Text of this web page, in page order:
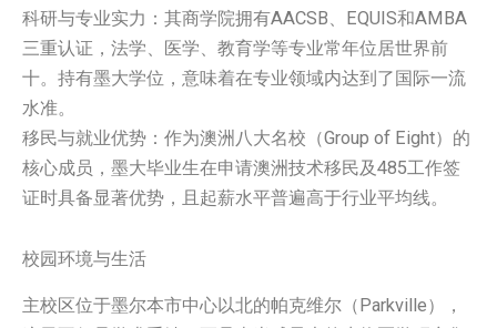
科研与专业实力：其商学院拥有AACSB、EQUIS和AMBA
三重认证，法学、医学、教育学等专业常年位居世界前
十。持有墨大学位，意味着在专业领域内达到了国际一流
水准。
移民与就业优势：作为澳洲八大名校（Group of Eight）的
核心成员，墨大毕业生在申请澳洲技术移民及485工作签
证时具备显著优势，且起薪水平普遍高于行业平均线。
校园环境与生活
主校区位于墨尔本市中心以北的帕克维尔（Parkville），